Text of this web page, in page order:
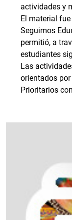
actividades y
El material
Seguimos
permitió, a
estudiantes
Las
orientados
Prioritarios